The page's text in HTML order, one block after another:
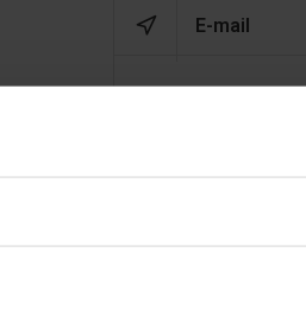
E-mail
Recent bekeken